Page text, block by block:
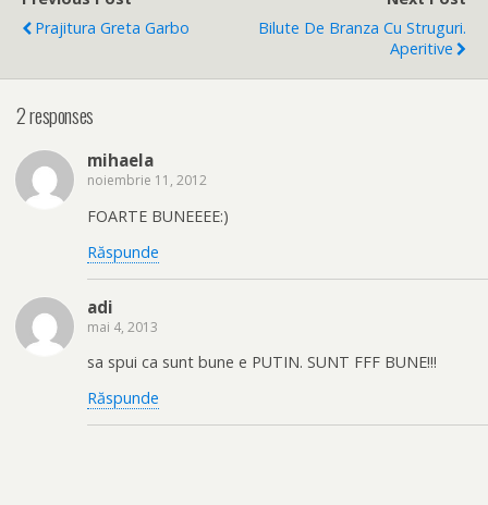
Prajitura Greta Garbo
Bilute De Branza Cu Struguri.
Aperitive
2 responses
mihaela
noiembrie 11, 2012
FOARTE BUNEEEE:)
Răspunde
adi
mai 4, 2013
sa spui ca sunt bune e PUTIN. SUNT FFF BUNE!!!
Răspunde